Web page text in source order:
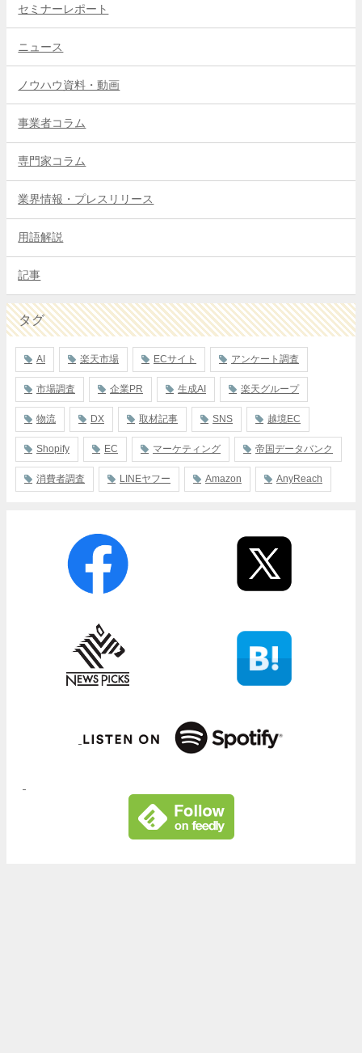
セミナーレポート
ニュース
ノウハウ資料・動画
事業者コラム
専門家コラム
業界情報・プレスリリース
用語解説
記事
タグ
AI 楽天市場 ECサイト アンケート調査
市場調査 企業PR 生成AI 楽天グループ
物流 DX 取材記事 SNS 越境EC
Shopify EC マーケティング 帝国データバンク
消費者調査 LINEヤフー Amazon AnyReach